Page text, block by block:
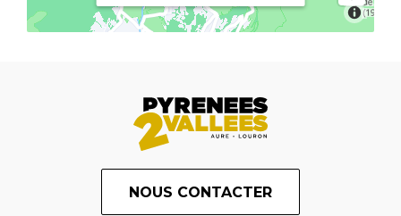
NOUS CONTACTER